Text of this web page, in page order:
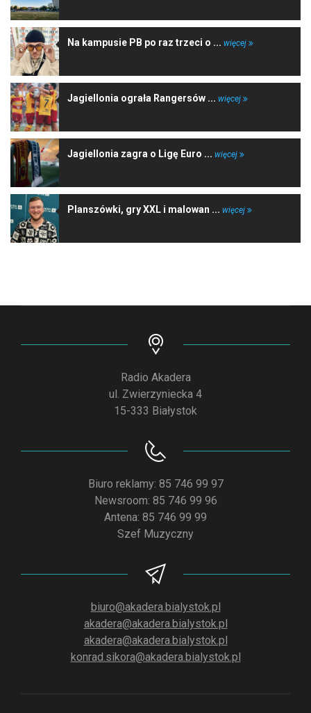
Na kampusie PB po raz trzeci o ... więcej
Jagiellonia ograła Rangersów ... więcej
Jagiellonia zagra o Ligę Euro ... więcej
Planszówki, gry XXL i malowan ... więcej
Radio Akadera
ul. Zwierzyniecka 4
15-333 Białystok
Biuro reklamy: 85 746 99 97
Newsroom: 85 746 99 96
Antena: 85 746 99 99
Szef Muzyczny
biuro@akadera.bialystok.pl
akadera@akadera.bialystok.pl
akadera@akadera.bialystok.pl
konrad.sikora@akadera.bialystok.pl